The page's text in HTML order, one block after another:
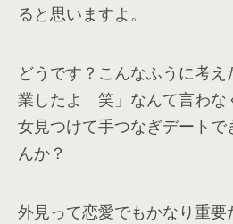
ると思いますよ。
どうです？こんなふうに考
業したよ 笑」なんて言わな
女見つけて手つなぎデート
んか？
外見って恋愛でもかなり重要